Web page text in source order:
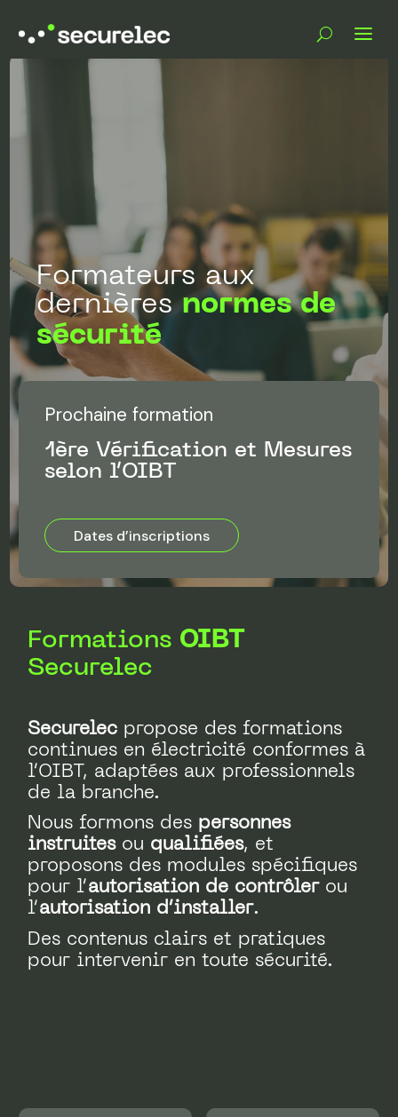
Formateurs aux
dernières normes de
sécurité
Prochaine formation
1ère Vérification et Mesures
selon l’OIBT
Dates d’inscriptions
Formations OIBT
Securelec
Securelec propose des formations
continues en électricité conformes à
l’OIBT, adaptées aux professionnels
de la branche.
Nous formons des personnes
instruitesou qualifiées, et
proposons des modules spécifiques
pour l’autorisation de contrôlerou
l’autorisation d’installer.
Des contenus clairs et pratiques
pour intervenir en toute sécurité.